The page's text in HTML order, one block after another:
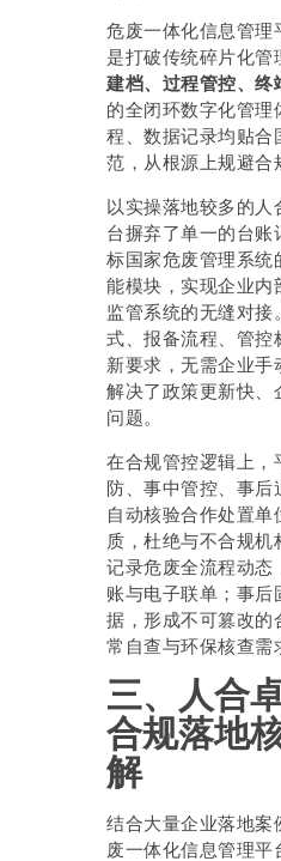
危废一体化信息管理
是打破传统碎片化管
建档、过程管控、终
的全闭环数字化管理
程、数据记录均贴合
范，从根源上规避合
以实操落地较多的人
台摒弃了单一的台账
标国家危废管理系统
能模块，实现企业内
监管系统的无缝对接
式、报备流程、管控
新要求，无需企业手
解决了政策更新快、
问题。
在合规管控逻辑上，
防、事中管控、事后
自动核验合作处置单
质，杜绝与不合规
记录危废全流程动态
账与电子联单；事后
据，形成不可篡改的
常自查与环保核查需
三、人合
合规落地
解
结合大量企业落地案
废一体化信息管理